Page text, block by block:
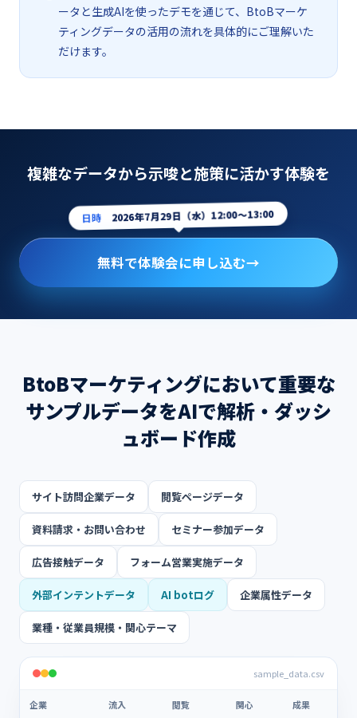
ータと生成AIを使ったデモを通じて、BtoBマーケ
ティングデータの活用の流れを具体的にご理解いた
だけます。
複雑なデータから示唆と施策に活かす体験を
日時 2026年7月29日（水）12:00〜13:00
無料で体験会に申し込む→
BtoBマーケティングにおいて重要な
サンプルデータをAIで解析・ダッシ
ュボード作成
サイト訪問企業データ 閲覧ページデータ
資料請求・お問い合わせ セミナー参加データ
広告接触データ フォーム営業実施データ
外部インテントデータ AI botログ 企業属性データ
業種・従業員規模・関心テーマ
sample_data.csv
企業 流入 閲覧 関心 成果